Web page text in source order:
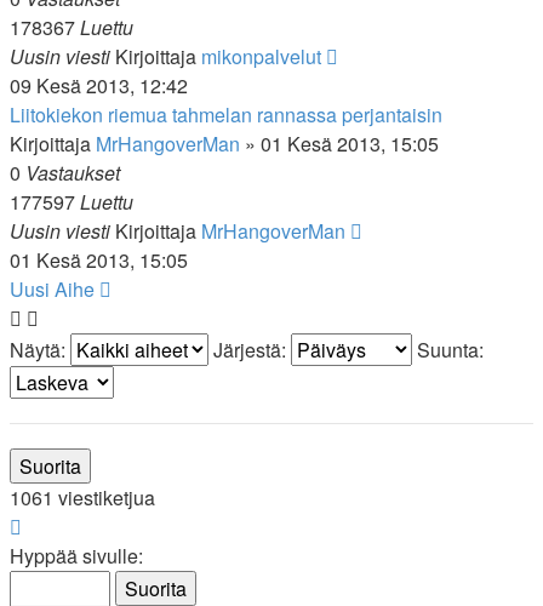
178367Luettu
Uusin viesti Kirjoittaja mikonpalvelut
09 Kesä 2013, 12:42
Liitokiekon riemua tahmelan rannassa perjantaisin
Kirjoittaja MrHangoverMan » 01 Kesä 2013, 15:05
0 Vastaukset
177597Luettu
Uusin viesti Kirjoittaja MrHangoverMan
01 Kesä 2013, 15:05
Uusi Aihe
Näytä: Järjestä: Suunta:
1061 viestiketjua
1/22
Hyppää sivulle: